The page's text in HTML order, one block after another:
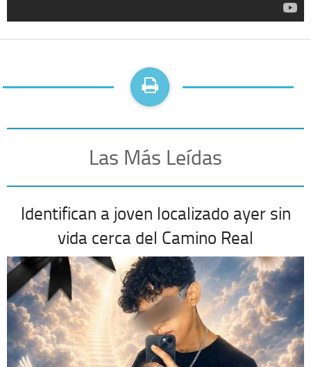
Las Más Leídas
Identifican a joven localizado ayer sin
vida cerca del Camino Real